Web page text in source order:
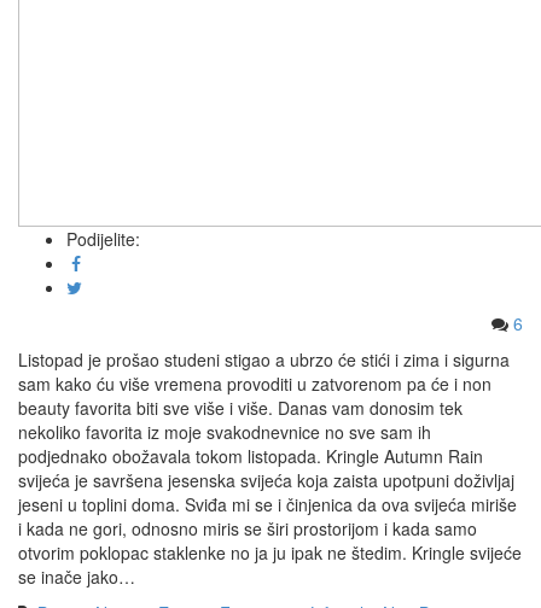
Podijelite:
6
Listopad je prošao studeni stigao a ubrzo će stići i zima i sigurna
sam kako ću više vremena provoditi u zatvorenom pa će i non
beauty favorita biti sve više i više. Danas vam donosim tek
nekoliko favorita iz moje svakodnevnice no sve sam ih
podjednako obožavala tokom listopada. Kringle Autumn Rain
svijeća je savršena jesenska svijeća koja zaista upotpuni doživljaj
jeseni u toplini doma. Sviđa mi se i činjenica da ova svijeća miriše
i kada ne gori, odnosno miris se širi prostorijom i kada samo
otvorim poklopac staklenke no ja ju ipak ne štedim. Kringle svijeće
se inače jako…